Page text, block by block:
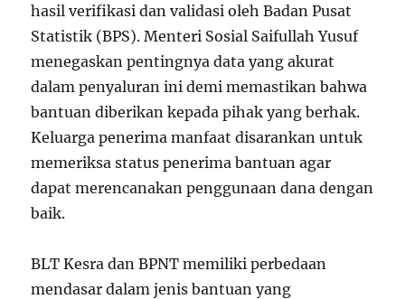
hasil verifikasi dan validasi oleh Badan Pusat
Statistik (BPS). Menteri Sosial Saifullah Yusuf
menegaskan pentingnya data yang akurat
dalam penyaluran ini demi memastikan bahwa
bantuan diberikan kepada pihak yang berhak.
Keluarga penerima manfaat disarankan untuk
memeriksa status penerima bantuan agar
dapat merencanakan penggunaan dana dengan
baik.
BLT Kesra dan BPNT memiliki perbedaan
mendasar dalam jenis bantuan yang